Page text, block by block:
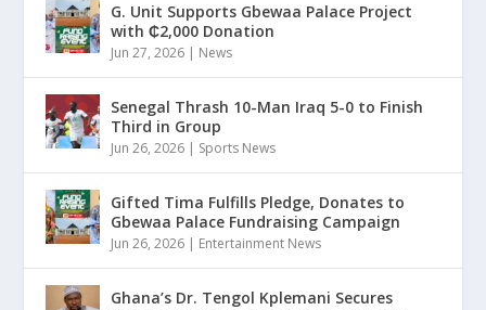
G. Unit Supports Gbewaa Palace Project
with ₵2,000 Donation
Jun 27, 2026 News
Senegal Thrash 10-Man Iraq 5-0 to Finish
Third in Group
Jun 26, 2026 Sports News
Gifted Tima Fulfills Pledge, Donates to
Gbewaa Palace Fundraising Campaign
Jun 26, 2026 Entertainment News
Ghana’s Dr. Tengol Kplemani Secures